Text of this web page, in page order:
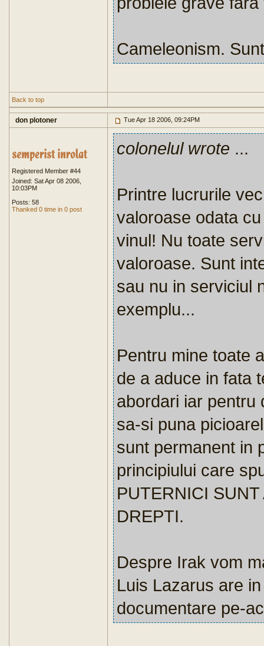
Cameleonism.
Back to top
don plotoner Tue Apr 18 2006, 09:24PM
Registered Member #44
Joined: Sat Apr 08 2006,
10:03PM
Posts: 58
Thanked 0 time in 0 post
colonelul wrote ...
Printre lucrurile
valoroase odata
vinul! Nu toate
valoroase. Sunt
sau nu in serviciul
exemplu...
Pentru mine toate
de a aduce in fata
abordari iar pentru
sa-si puna
sunt permanent in
principiului care
PUTERNICI
DREPTI.
Despre Irak vom
Luis Lazarus are
documentare pe-